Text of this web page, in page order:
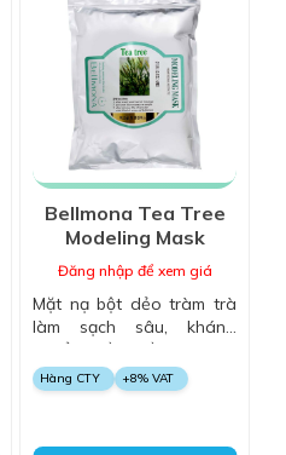
Bellmona Tea Tree
Modeling Mask
Đăng nhập để xem giá
Mặt nạ bột dẻo tràm trà
làm sạch sâu, kháng
khuẩn, kiềm dầu, làm dịu
daHàng CTY +8% VAT